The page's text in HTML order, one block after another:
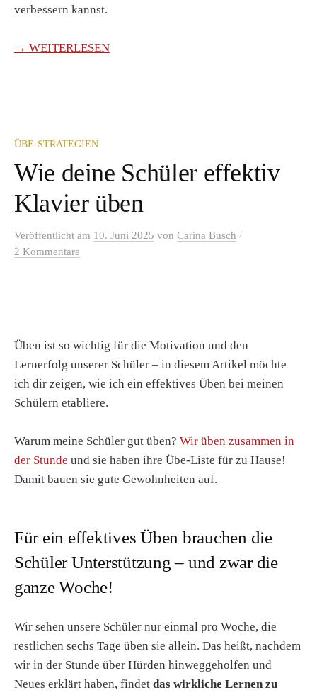
verbessern kannst.
→ WEITERLESEN
ÜBE-STRATEGIEN
Wie deine Schüler effektiv
Klavier üben
Veröffentlicht am 10. Juni 2025 von Carina Busch /
2 Kommentare
Üben ist so wichtig für die Motivation und den
Lernerfolg unserer Schüler – in diesem Artikel möchte
ich dir zeigen, wie ich ein effektives Üben bei meinen
Schülern etabliere.
Warum meine Schüler gut üben? Wir üben zusammen in
der Stunde und sie haben ihre Übe-Liste für zu Hause!
Damit bauen sie gute Gewohnheiten auf.
Für ein effektives Üben brauchen die
Schüler Unterstützung – und zwar die
ganze Woche!
Wir sehen unsere Schüler nur einmal pro Woche, die
restlichen sechs Tage üben sie allein. Das heißt, nachdem
wir in der Stunde über Hürden hinweggeholfen und
Neues erklärt haben, findet das wirkliche Lernen zu